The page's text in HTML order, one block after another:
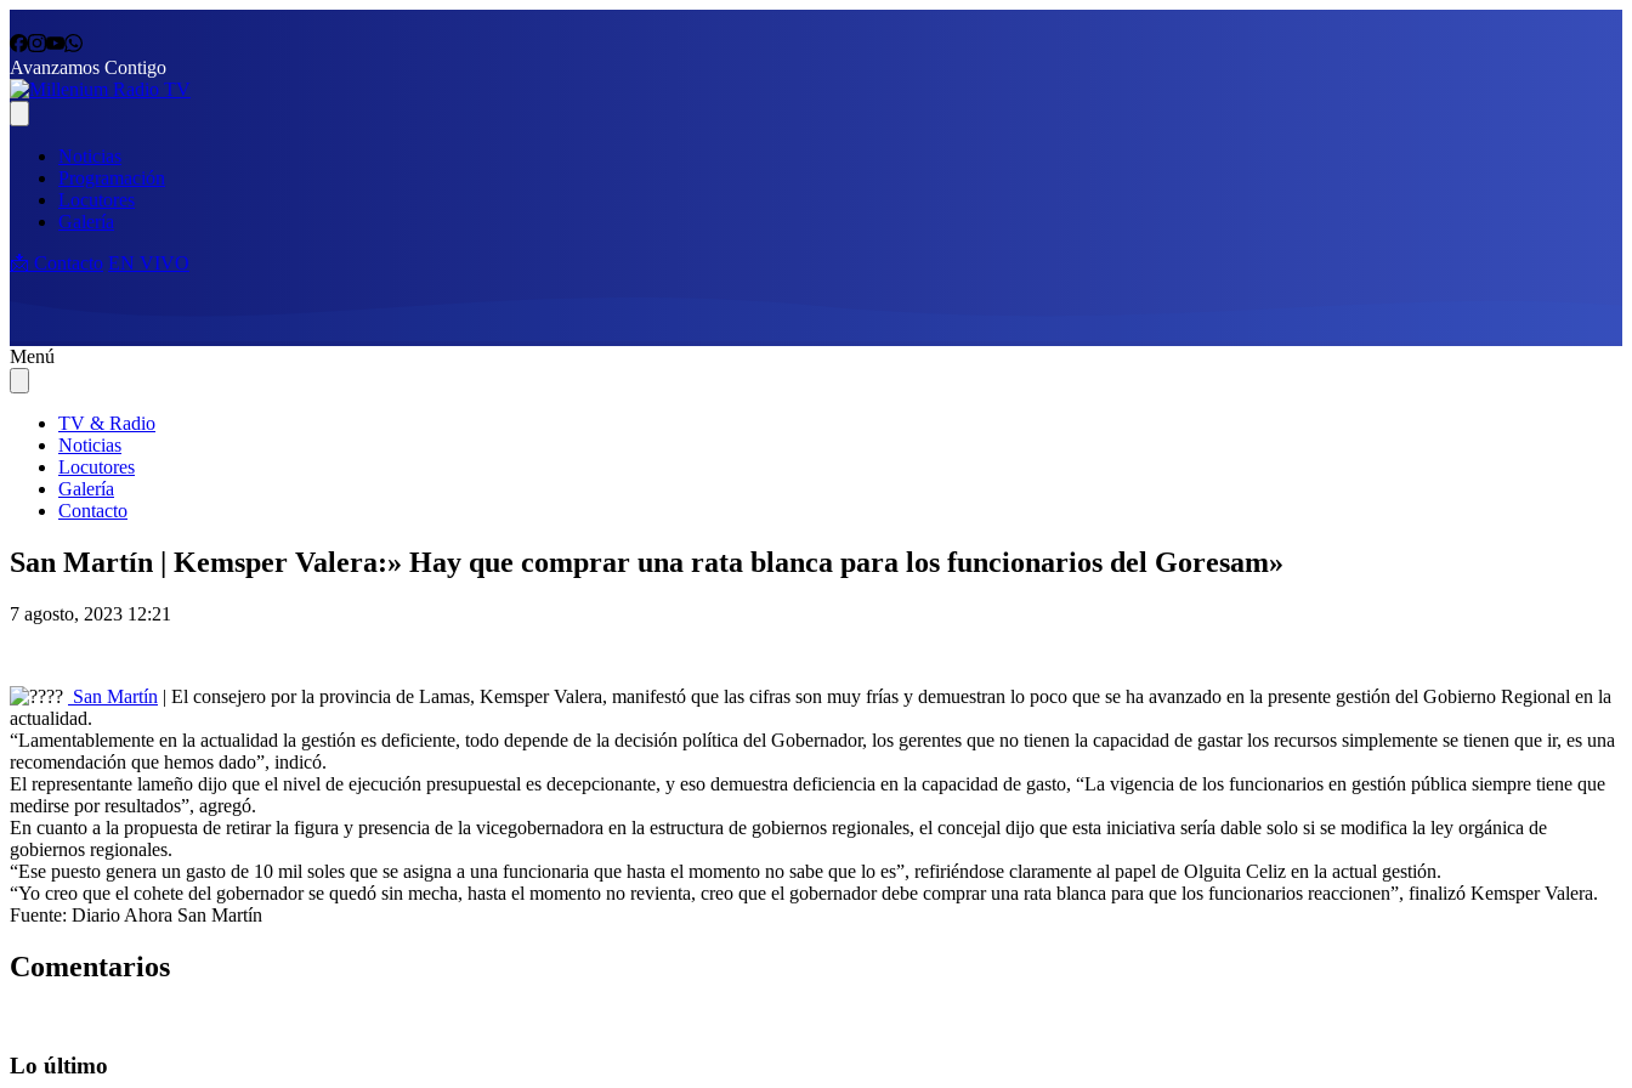
Avanzamos Contigo
Noticias
Programación
Locutores
Galería
📩 Contacto EN VIVO
Menú
TV & Radio
Noticias
Locutores
Galería
Contacto
San Martín | Kemsper Valera:» Hay que comprar una rata blanca para los funcionarios del Goresam»
7 agosto, 2023 12:21
San Martín | El consejero por la provincia de Lamas, Kemsper Valera, manifestó que las cifras son muy frías y demuestran lo poco que se ha avanzado en la presente gestión del Gobierno Regional en la
actualidad.
“Lamentablemente en la actualidad la gestión es deficiente, todo depende de la decisión política del Gobernador, los gerentes que no tienen la capacidad de gastar los recursos simplemente se tienen que ir, es una
recomendación que hemos dado”, indicó.
El representante lameño dijo que el nivel de ejecución presupuestal es decepcionante, y eso demuestra deficiencia en la capacidad de gasto, “La vigencia de los funcionarios en gestión pública siempre tiene que
medirse por resultados”, agregó.
En cuanto a la propuesta de retirar la figura y presencia de la vicegobernadora en la estructura de gobiernos regionales, el concejal dijo que esta iniciativa sería dable solo si se modifica la ley orgánica de
gobiernos regionales.
“Ese puesto genera un gasto de 10 mil soles que se asigna a una funcionaria que hasta el momento no sabe que lo es”, refiriéndose claramente al papel de Olguita Celiz en la actual gestión.
“Yo creo que el cohete del gobernador se quedó sin mecha, hasta el momento no revienta, creo que el gobernador debe comprar una rata blanca para que los funcionarios reaccionen”, finalizó Kemsper Valera.
Fuente: Diario Ahora San Martín
Comentarios
Lo último